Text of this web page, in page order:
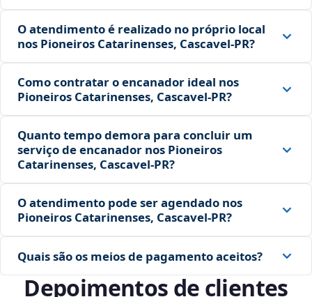
O atendimento é realizado no próprio local
nos Pioneiros Catarinenses, Cascavel‑PR?
Como contratar o encanador ideal nos
Pioneiros Catarinenses, Cascavel‑PR?
Quanto tempo demora para concluir um
serviço de encanador nos Pioneiros
Catarinenses, Cascavel‑PR?
O atendimento pode ser agendado nos
Pioneiros Catarinenses, Cascavel‑PR?
Quais são os meios de pagamento aceitos?
Depoimentos de clientes